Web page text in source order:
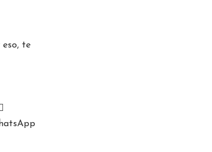
eso, te